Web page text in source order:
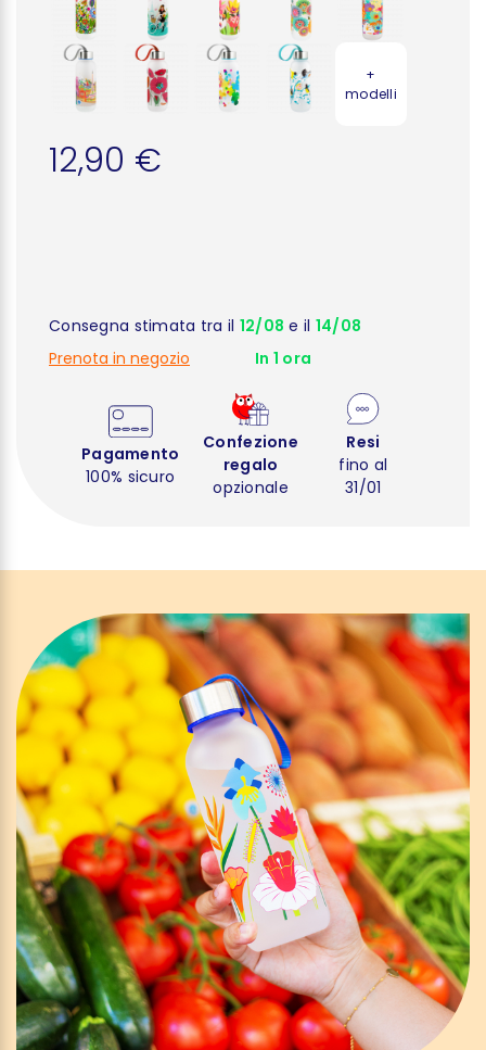
+
modelli
12,90 €
Consegna stimata tra il 12/08 e il 14/08
Prenota in negozio
In 1 ora
Pagamento
100% sicuro
Confezione
regalo
opzionale
Resi
fino al
31/01